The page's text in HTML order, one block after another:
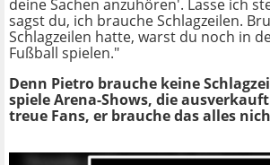
deine Sachen anzuhören'. Lasse ich
sagst du, ich brauche Schlagzeilen.
Schlagzeilen hatte, warst du noch in
Fußball spielen."
Denn Pietro brauche keine
spiele Arena-Shows, die
treue Fans, er brauche das alles